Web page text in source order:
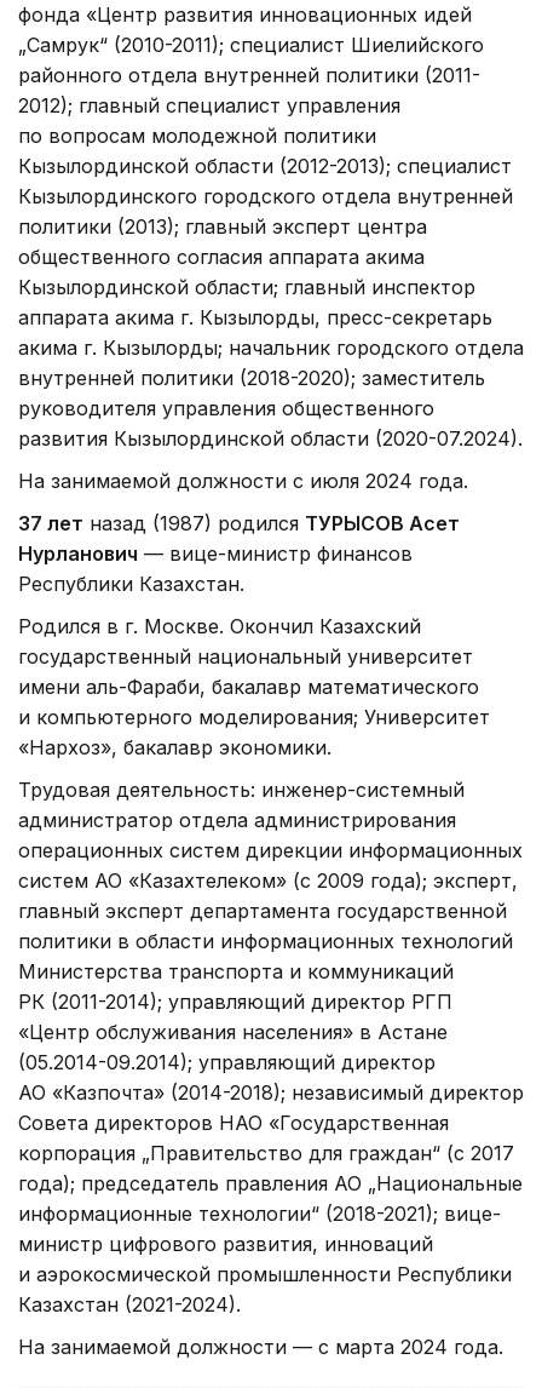
фонда «Центр развития инновационных идей
„Самрук“ (2010-2011); специалист Шиелийского
районного отдела внутренней политики (2011-
2012); главный специалист управления
по вопросам молодежной политики
Кызылординской области (2012-2013); специалист
Кызылординского городского отдела внутренней
политики (2013); главный эксперт центра
общественного согласия аппарата акима
Кызылординской области; главный инспектор
аппарата акима г. Кызылорды, пресс-секретарь
акима г. Кызылорды; начальник городского отдела
внутренней политики (2018-2020); заместитель
руководителя управления общественного
развития Кызылординской области (2020-07.2024).
На занимаемой должности с июля 2024 года.
37 лет назад (1987) родился ТУРЫСОВ Асет
Нурланович — вице-министр финансов
Республики Казахстан.
Родился в г. Москве. Окончил Казахский
государственный национальный университет
имени аль-Фараби, бакалавр математического
и компьютерного моделирования; Университет
«Нархоз», бакалавр экономики.
Трудовая деятельность: инженер-системный
администратор отдела администрирования
операционных систем дирекции информационных
систем АО «Казахтелеком» (с 2009 года); эксперт,
главный эксперт департамента государственной
политики в области информационных технологий
Министерства транспорта и коммуникаций
РК (2011-2014); управляющий директор РГП
«Центр обслуживания населения» в Астане
(05.2014-09.2014); управляющий директор
АО «Казпочта» (2014-2018); независимый директор
Совета директоров НАО «Государственная
корпорация „Правительство для граждан“ (с 2017
года); председатель правления АО „Национальные
информационные технологии“ (2018-2021); вице-
министр цифрового развития, инноваций
и аэрокосмической промышленности Республики
Казахстан (2021-2024).
На занимаемой должности — с марта 2024 года.